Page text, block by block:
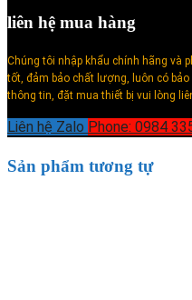
liên hệ mua hàng
Chúng tôi nhập khẩu chính hãng và
tốt, đảm bảo chất lượng, luôn có
thông tin, đặt mua thiết bị vui lòng
Liên hệ Zalo Phone: 0984
Sản phẩm tương tự